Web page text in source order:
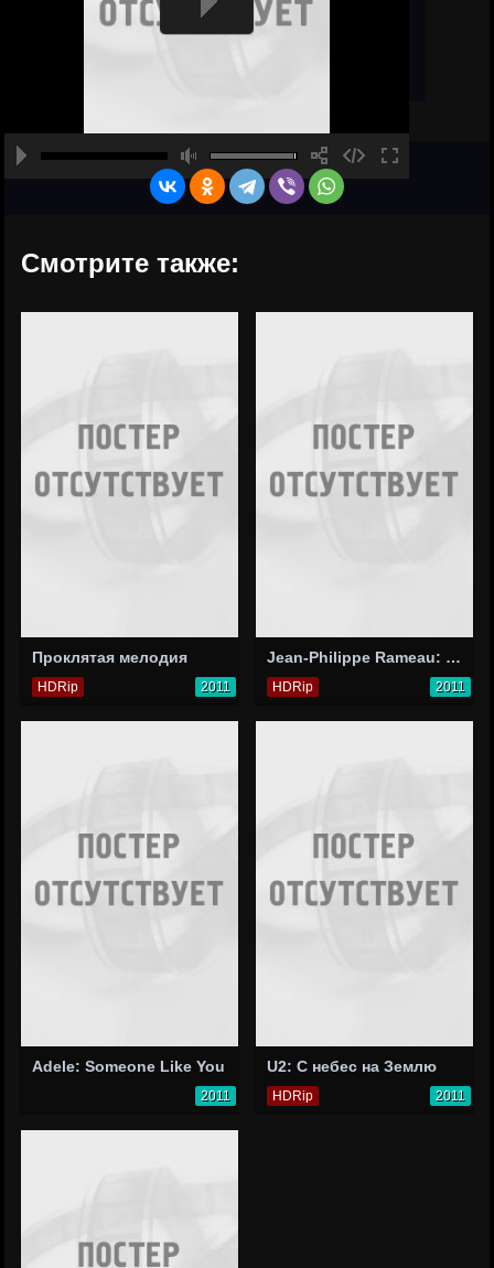
Смотрите также:
Проклятая мелодия
HDRip 2011
Jean-Philippe Rameau: Castor & Pollux
HDRip 2011
Adele: Someone Like You
2011
U2: С небес на Землю
HDRip 2011